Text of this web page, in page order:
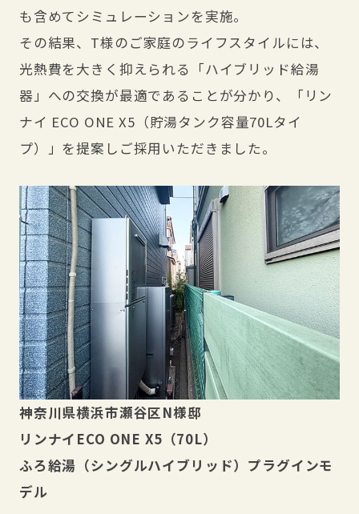
も含めてシミュレーションを実施。
その結果、T様のご家庭のライフスタイルには、
光熱費を大きく抑えられる「ハイブリッド給湯
器」への交換が最適であることが分かり、「リン
ナイ ECO ONE X5（貯湯タンク容量70Lタイ
プ）」を提案しご採用いただきました。
神奈川県横浜市瀬谷区N様邸
リンナイECO ONE X5（70L）
ふろ給湯（シングルハイブリッド）プラグインモ
デル